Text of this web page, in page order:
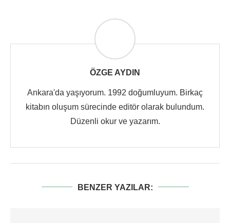
ÖZGE AYDIN
Ankara'da yaşıyorum. 1992 doğumluyum. Birkaç
kitabın oluşum sürecinde editör olarak bulundum.
Düzenli okur ve yazarım.
BENZER YAZILAR: